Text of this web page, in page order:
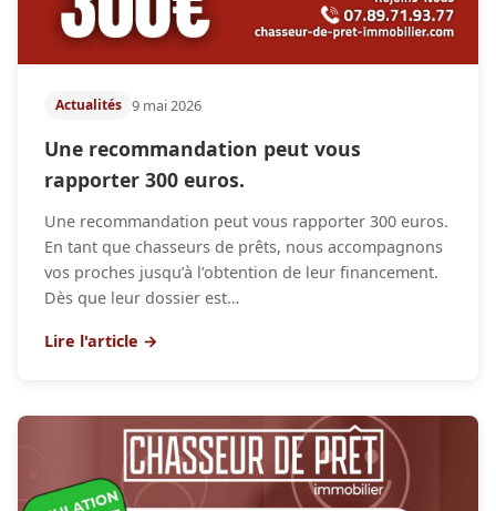
Actualités 9 mai 2026
Une recommandation peut vous
rapporter 300 euros.
Une recommandation peut vous rapporter 300 euros.
En tant que chasseurs de prêts, nous accompagnons
vos proches jusqu’à l’obtention de leur financement.
Dès que leur dossier est…
Lire l'article →